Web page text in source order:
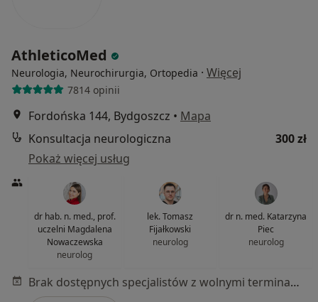
AthleticoMed
Neurologia, Neurochirurgia, Ortopedia · Więcej
7814 opinii
Fordońska 144, Bydgoszcz • Mapa
Konsultacja neurologiczna
300 zł
Pokaż więcej usług
dr hab. n. med., prof.
uczelni Magdalena
Nowaczewska
neurolog
lek. Tomasz
Fijałkowski
neurolog
dr n. med. Katarzyna
Piec
neurolog
Brak dostępnych specjalistów z wolnymi terminami w tym centrum medycznym.